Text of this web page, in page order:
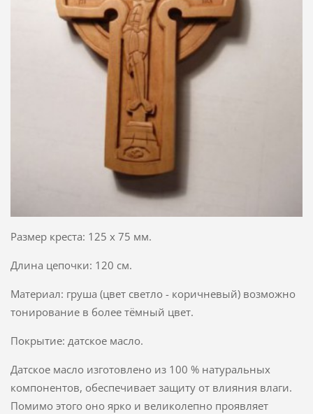
Размер креста: 125 х 75 мм.
Длина цепочки: 120 см.
Материал: груша (цвет светло - коричневый) возможно
тонирование в более тёмный цвет.
Покрытие: датское масло.
Датское масло изготовлено из 100 % натуральных
компонентов, обеспечивает защиту от влияния влаги.
Помимо этого оно ярко и великолепно проявляет